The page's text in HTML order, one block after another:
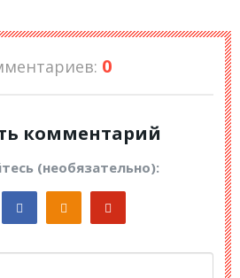
0
комментарий
(необязательно):